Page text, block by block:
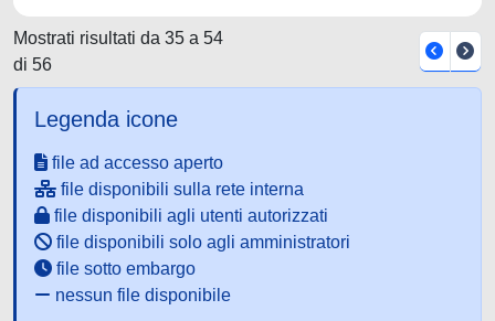
Mostrati risultati da 35 a 54
di 56
Legenda icone
file ad accesso aperto
file disponibili sulla rete interna
file disponibili agli utenti autorizzati
file disponibili solo agli amministratori
file sotto embargo
nessun file disponibile